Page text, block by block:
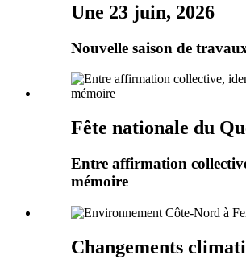
Une 23 juin, 2026
Nouvelle saison de
Fête nationale du
Entre affirmation
mémoire
Changements